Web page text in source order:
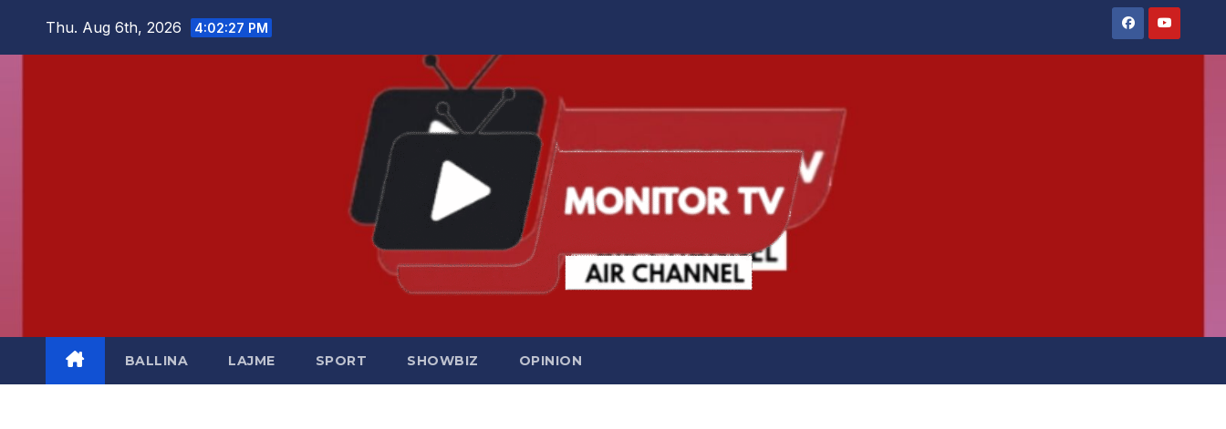
Thu. Aug 6th, 2026 4:02:28 PM
BALLINA LAJME SPORT SHOWBIZ OPINION